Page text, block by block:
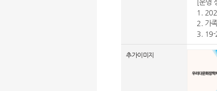
[운영
1.
2. 가
3. 19-
추가이미지